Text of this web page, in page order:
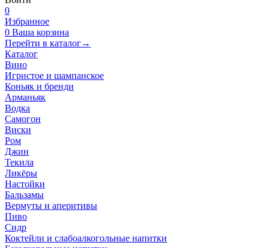
0
Избранное
0 Ваша корзина
Перейти в каталог→
Каталог
Вино
Игристое и шампанское
Коньяк и бренди
Арманьяк
Водка
Самогон
Виски
Ром
Джин
Текила
Ликёры
Настойки
Бальзамы
Вермуты и аперитивы
Пиво
Сидр
Коктейли и слабоалкогольные напитки